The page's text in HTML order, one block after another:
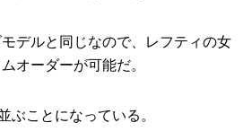
デルと同じなので、レフティの女
オーダーが可能だ。
ぶことになっている。